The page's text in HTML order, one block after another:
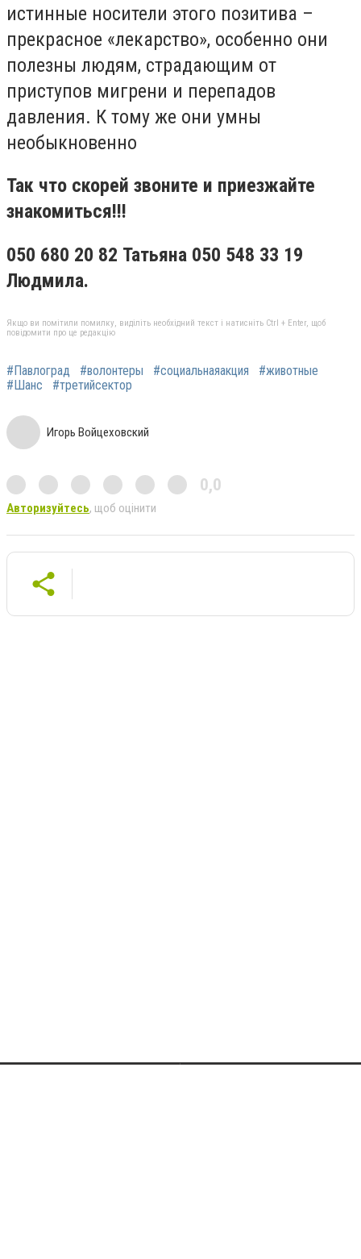
истинные носители этого позитива –
прекрасное «лекарство», особенно они
полезны людям, страдающим от
приступов мигрени и перепадов
давления. К тому же они умны
необыкновенно
Так что скорей звоните и приезжайте
знакомиться!!!
050 680 20 82 Татьяна 050 548 33 19
Людмила.
Якщо ви помітили помилку, виділіть необхідний текст і натисніть Ctrl + Enter, щоб
повідомити про це редакцію
#Павлоград #волонтеры #социальнаяакция
#животные
#Шанс
#третийсектор
Игорь Войцеховский
0,0
Авторизуйтесь, щоб оцінити